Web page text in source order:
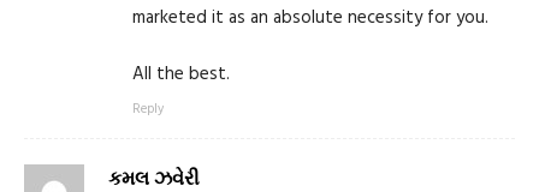
marketed it as an absolute necessity for you.
All the best.
Reply
કમલ ઝવેરી